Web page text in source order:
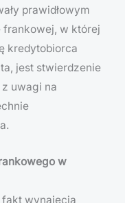
prawidłowym
w której
kredytobiorca
jest stwierdzenie
uwagi na
w
fakt wynajęcia